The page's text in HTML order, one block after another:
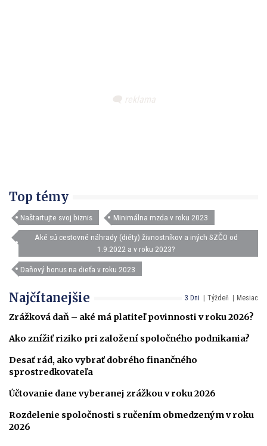
Top témy
Naštartujte svoj biznis Minimálna mzda v roku 2023
Aké sú cestovné náhrady (diéty) živnostníkov a iných SZČO od
1.9.2022 a v roku 2023?
Daňový bonus na dieťa v roku 2023
3 Dni Týždeň Mesiac
Najčítanejšie
Zrážková daň – aké má platiteľ povinnosti v roku 2026?
Ako znížiť riziko pri založení spoločného podnikania?
Desať rád, ako vybrať dobrého finančného
sprostredkovateľa
Účtovanie dane vyberanej zrážkou v roku 2026
Rozdelenie spoločnosti s ručením obmedzeným v roku
2026